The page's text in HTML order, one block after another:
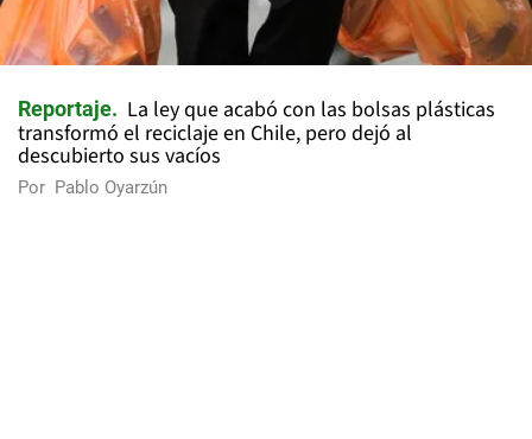
Reportaje
La ley que acabó con las bolsas plásticas
transformó el reciclaje en Chile, pero dejó al
descubierto sus vacíos
Por Pablo Oyarzún